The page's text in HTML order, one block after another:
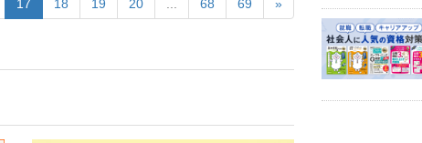
17 18 19 20 68 69 »